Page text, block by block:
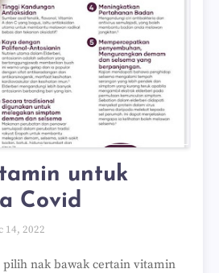
untuk
Covid
14, 2022
nak bawak certain vitamin